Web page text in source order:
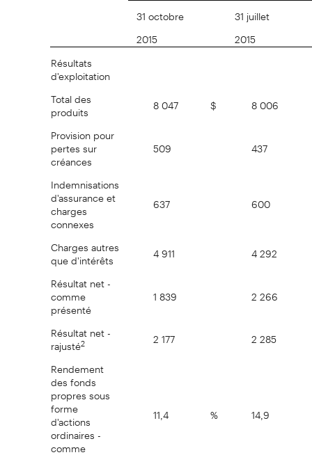
31 octobre
31 juillet
2015
2015
Résultats
d'exploitation
Total des
produits 8 047 $
8 006
Provision pour
pertes sur
créances
509
437
Indemnisations
d'assurance et
charges
connexes
637 600
Charges autres
que d'intérêts 4 911
4 292
Résultat net -
comme
présenté
1 839
2 266
Résultat net -
rajusté2 2 177
2 285
Rendement
des fonds
propres sous
forme
d'actions
ordinaires -
comme
11,4 % 14,9